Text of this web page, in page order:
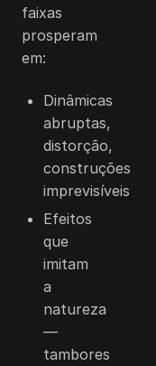
faixas
prosperam
em:
Dinâmicas
abruptas,
distorção,
construções
imprevisíveis
Efeitos
que
imitam
a
natureza
—
tambores